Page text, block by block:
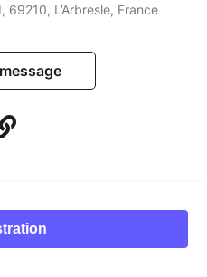
69210, L’Arbresle, France
- 2026